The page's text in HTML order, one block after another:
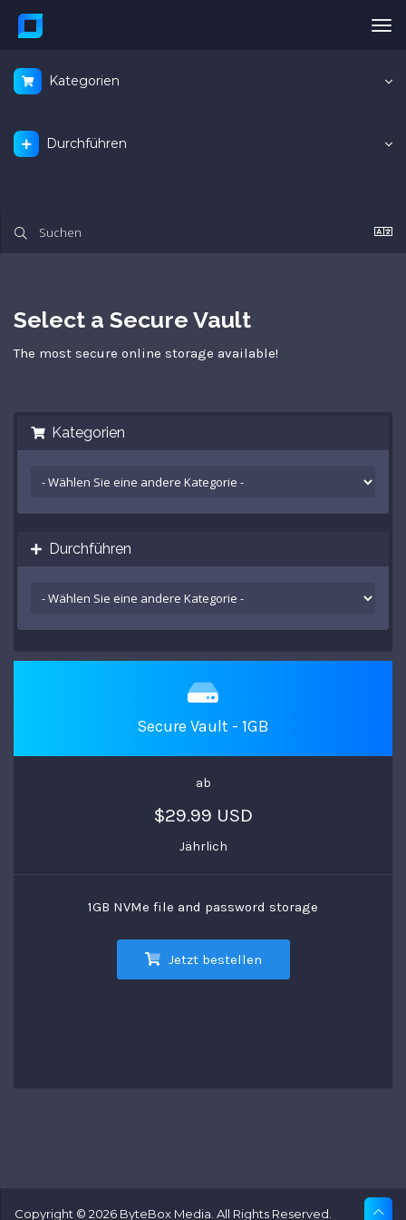
Kategorien
Durchführen
Select a Secure Vault
The most secure online storage available!
Kategorien
Durchführen
Secure Vault - 1GB
ab
$29.99 USD
Jährlich
1GB NVMe file and password storage
Jetzt bestellen
Copyright © 2026 ByteBox Media. All Rights Reserved.